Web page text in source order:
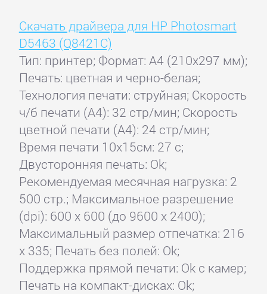
Скачать драйвера для HP Photosmart
D5463 (Q8421C)
Тип: принтер; Формат: A4 (210x297 мм);
Печать: цветная и черно-белая;
Технология печати: струйная; Скорость
ч/б печати (А4): 32 стр/мин; Скорость
цветной печати (А4): 24 стр/мин;
Время печати 10x15см: 27 с;
Двусторонняя печать: Ok;
Рекомендуемая месячная нагрузка: 2
500 стр.; Максимальное разрешение
(dpi): 600 x 600 (до 9600 x 2400);
Максимальный размер отпечатка: 216
x 335; Печать без полей: Ok;
Поддержка прямой печати: Ok c камер;
Печать на компакт-дисках: Ok;